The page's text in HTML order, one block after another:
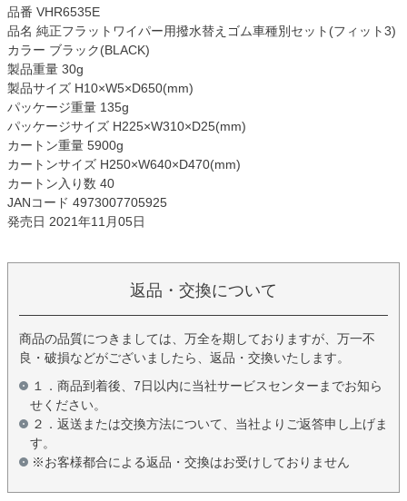
品番 VHR6535E
品名 純正フラットワイパー用撥水替えゴム車種別セット(フィット3)
カラー ブラック(BLACK)
製品重量 30g
製品サイズ H10×W5×D650(mm)
パッケージ重量 135g
パッケージサイズ H225×W310×D25(mm)
カートン重量 5900g
カートンサイズ H250×W640×D470(mm)
カートン入り数 40
JANコード 4973007705925
発売日 2021年11月05日
返品・交換について
商品の品質につきましては、万全を期しておりますが、万一不
良・破損などがございましたら、返品・交換いたします。
１．商品到着後、7日以内に当社サービスセンターまでお知ら
せください。
２．返送または交換方法について、当社よりご返答申し上げま
す。
※お客様都合による返品・交換はお受けしておりません